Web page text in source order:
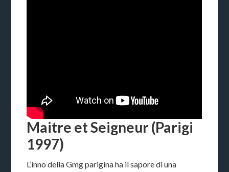
Maitre et Seigneur (Parigi
1997)
L’inno della Gmg parigina ha il sapore di una